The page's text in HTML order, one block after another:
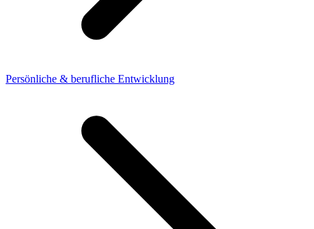
Persönliche & berufliche Entwicklung